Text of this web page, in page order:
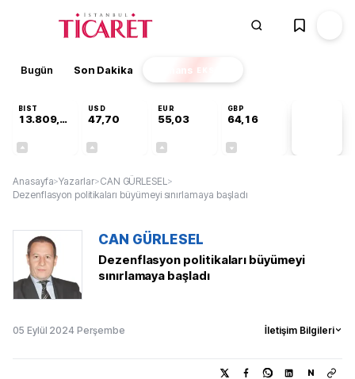
Bugün Son Dakika Finans EKSTRA
BIST
13.809,07
USD
47,70
EUR
55,03
GBP
64,16
Anasayfa>Yazarlar>CAN GÜRLESEL>
Dezenflasyon politikaları büyümeyi sınırlamaya başladı
CAN GÜRLESEL
Dezenflasyon politikaları büyümeyi
sınırlamaya başladı
05 Eylül 2024 Perşembe İletişim Bilgileri
N